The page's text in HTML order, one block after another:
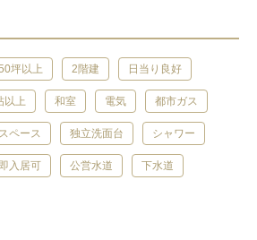
坪以上 2階建 日当り良好
以上 和室 電気 都市ガス
ペース 独立洗面台 シャワー
即入居可 公営水道 下水道